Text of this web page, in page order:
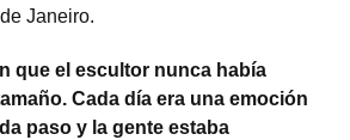
Janeiro.
que el escultor nunca había
Cada día era una emoción
paso y la gente estaba